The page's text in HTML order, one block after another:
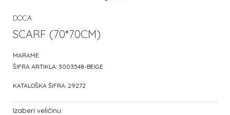
DOCA
SCARF (70*70CM)
MARAME
ŠIFRA ARTIKLA: 3003548-BEIGE
KATALOŠKA ŠIFRA: 29272
Izaberi veličinu: